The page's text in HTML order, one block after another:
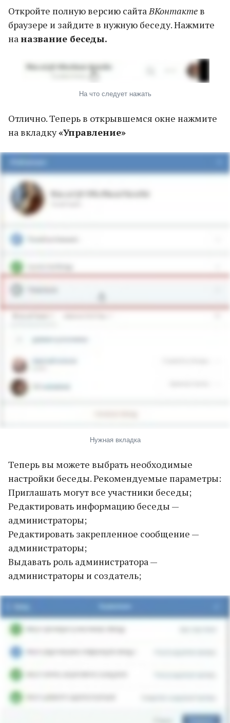
Откройте полную версию сайтаВКонтакте в
браузере и зайдите в нужную беседу. Нажмите
наназвание беседы.
На что следует нажать
Отлично. Теперь в открывшемся окне нажмите
на вкладку«Управление»
Нужная вкладка
Теперь вы можете выбрать необходимые
настройки беседы. Рекомендуемые параметры:
Приглашать могут все участники беседы;
Редактировать информацию беседы —
администраторы;
Редактировать закрепленное сообщение —
администраторы;
Выдавать роль администратора —
администраторы и создатель;